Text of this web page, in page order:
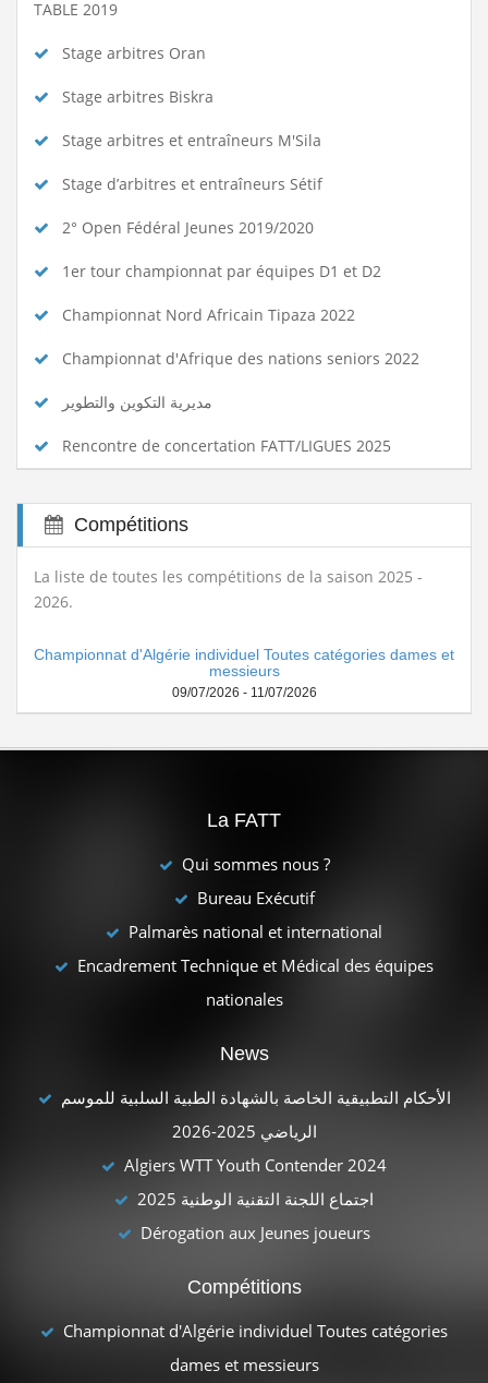
TABLE 2019
Stage arbitres Oran
Stage arbitres Biskra
Stage arbitres et entraîneurs M'Sila
Stage d’arbitres et entraîneurs Sétif
2° Open Fédéral Jeunes 2019/2020
1er tour championnat par équipes D1 et D2
Championnat Nord Africain Tipaza 2022
Championnat d'Afrique des nations seniors 2022
مديرية التكوين والتطوير
Rencontre de concertation FATT/LIGUES 2025
Compétitions
La liste de toutes les compétitions de la saison 2025 -
2026.
Championnat d'Algérie individuel Toutes catégories dames et
messieurs
09/07/2026 - 11/07/2026
La FATT
Qui sommes nous ?
Bureau Exécutif
Palmarès national et international
Encadrement Technique et Médical des équipes
nationales
News
الأحكام التطبيقية الخاصة بالشهادة الطبية السلبية للموسم
الرياضي 2025-2026
Algiers WTT Youth Contender 2024
اجتماع اللجنة التقنية الوطنية 2025
Dérogation aux Jeunes joueurs
Compétitions
Championnat d'Algérie individuel Toutes catégories
dames et messieurs